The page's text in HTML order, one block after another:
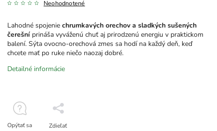
Neohodnotené
Lahodné spojenie chrumkavých orechov a sladkých sušených
čerešní prináša vyváženú chuť aj prirodzenú energiu v praktickom
balení. Sýta ovocno-orechová zmes sa hodí na každý deň, keď
chcete mať po ruke niečo naozaj dobré.
Detailné informácie
Opýtať sa Zdieľať